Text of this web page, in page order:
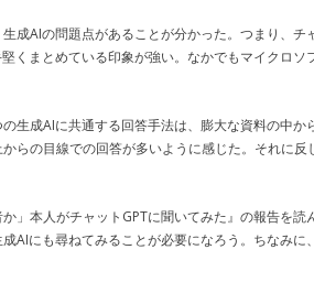
成AIの問題点があることが分かった。つまり、
くまとめている印象が強い。なかでもマイクロ
生成AIに共通する回答手法は、膨大な資料の中
らの目線での回答が多いように感じた。それに
」本人がチャットGPTに聞いてみた』の報告を
AIにも尋ねてみることが必要になろう。ちなみ